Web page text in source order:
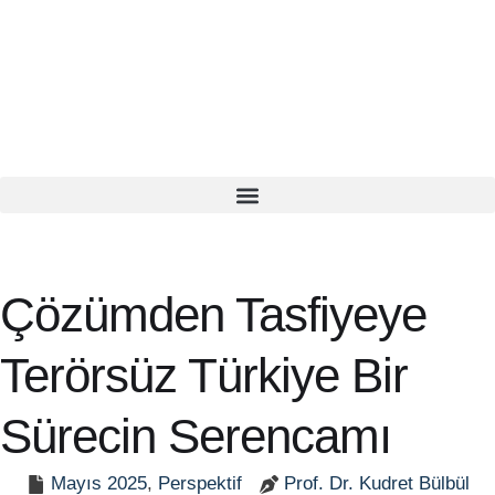
Çözümden Tasfiyeye
Terörsüz Türkiye Bir
Sürecin Serencamı
Mayıs 2025, Perspektif Prof. Dr. Kudret Bülbül